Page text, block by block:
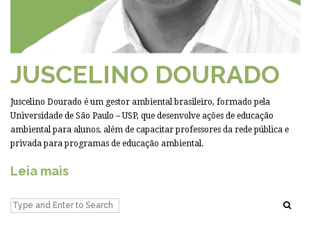
JUSCELINO DOURADO
Juscelino Dourado é um gestor ambiental brasileiro, formado pela
Universidade de São Paulo – USP, que desenvolve ações de educação
ambiental para alunos, além de capacitar professores da rede pública e
privada para programas de educação ambiental.
Leia mais